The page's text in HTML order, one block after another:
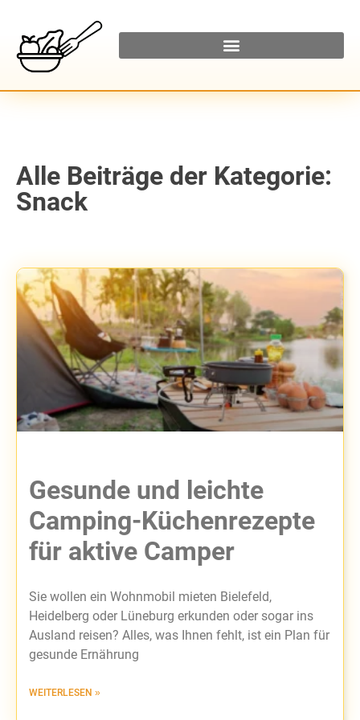
Alle Beiträge der Kategorie:
Snack
Gesunde und leichte
Camping-Küchenrezepte
für aktive Camper
Sie wollen ein Wohnmobil mieten Bielefeld,
Heidelberg oder Lüneburg erkunden oder sogar ins
Ausland reisen? Alles, was Ihnen fehlt, ist ein Plan für
gesunde Ernährung
WEITERLESEN »